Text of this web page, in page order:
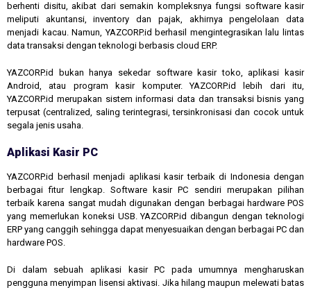
berhenti disitu, akibat dari semakin kompleksnya fungsi software kasir
meliputi akuntansi, inventory dan pajak, akhirnya pengelolaan data
menjadi kacau. Namun, YAZCORP.id berhasil mengintegrasikan lalu lintas
data transaksi dengan teknologi berbasis cloud ERP.
YAZCORP.id bukan hanya sekedar software kasir toko, aplikasi kasir
Android, atau program kasir komputer. YAZCORP.id lebih dari itu,
YAZCORP.id merupakan sistem informasi data dan transaksi bisnis yang
terpusat (centralized, saling terintegrasi, tersinkronisasi dan cocok untuk
segala jenis usaha.
Aplikasi Kasir PC
YAZCORP.id berhasil menjadi aplikasi kasir terbaik di Indonesia dengan
berbagai fitur lengkap. Software kasir PC sendiri merupakan pilihan
terbaik karena sangat mudah digunakan dengan berbagai hardware POS
yang memerlukan koneksi USB. YAZCORP.id dibangun dengan teknologi
ERP yang canggih sehingga dapat menyesuaikan dengan berbagai PC dan
hardware POS.
Di dalam sebuah aplikasi kasir PC pada umumnya mengharuskan
pengguna menyimpan lisensi aktivasi. Jika hilang maupun melewati batas